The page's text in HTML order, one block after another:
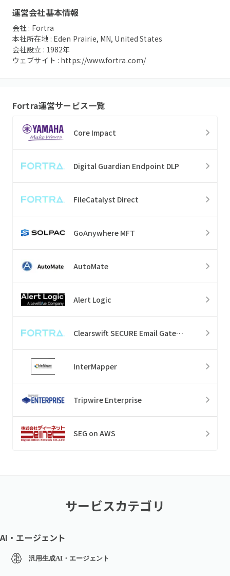
運営会社基本情報
会社 : Fortra
本社所在地 : Eden Prairie, MN, United States
会社設立 : 1982年
ウェブサイト : https://www.fortra.com/
Fortra運営サービス一覧
Core Impact
Digital Guardian Endpoint DLP
FileCatalyst Direct
GoAnywhere MFT
AutoMate
Alert Logic
Clearswift SECURE Email Gateway
InterMapper
Tripwire Enterprise
SEG on AWS
サービスカテゴリ
AI・エージェント
汎用生成AI・エージェント